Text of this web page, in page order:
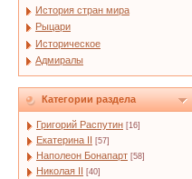
История стран мира
Рыцари
Историческое
Адмиралы
Категории раздела
Григорий Распутин [16]
Екатерина II [57]
Наполеон Бонапарт [58]
Николая II [40]